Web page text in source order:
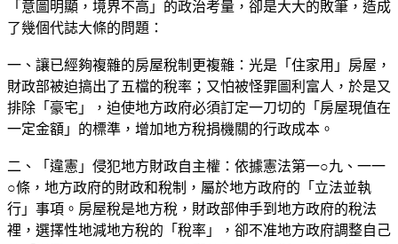
「意圖明顯，境界不高」的政治考量，卻是大大的敗筆，造成
了幾個代誌大條的問題：
一、讓已經夠複雜的房屋稅制更複雜：光是「住家用」房屋，
財政部被迫搞出了五檔的稅率；又怕被怪罪圖利富人，於是又
排除「豪宅」，迫使地方政府必須訂定一刀切的「房屋現值在
一定金額」的標準，增加地方稅捐機關的行政成本。
二、「違憲」侵犯地方財政自主權：依據憲法第一○九、一一
○條，地方政府的財政和稅制，屬於地方政府的「立法並執
行」事項。房屋稅是地方稅，財政部伸手到地方政府的稅法
裡，選擇性地減地方稅的「稅率」，卻不准地方政府調整自己